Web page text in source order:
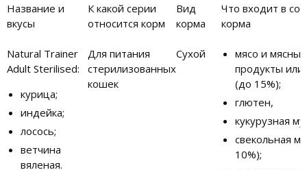
Название и
вкусы
К какой серии
относится корм
Вид
корма
Что входит в
корма
Natural Trainer
Adult Sterilised:
курица;
индейка;
лосось;
ветчина
вяленая.
Для питания
стерилизованных
кошек
Сухой
мясо и мясные
продукты
(до 15%);
глютен,
кукурузная
свекольная
10%);